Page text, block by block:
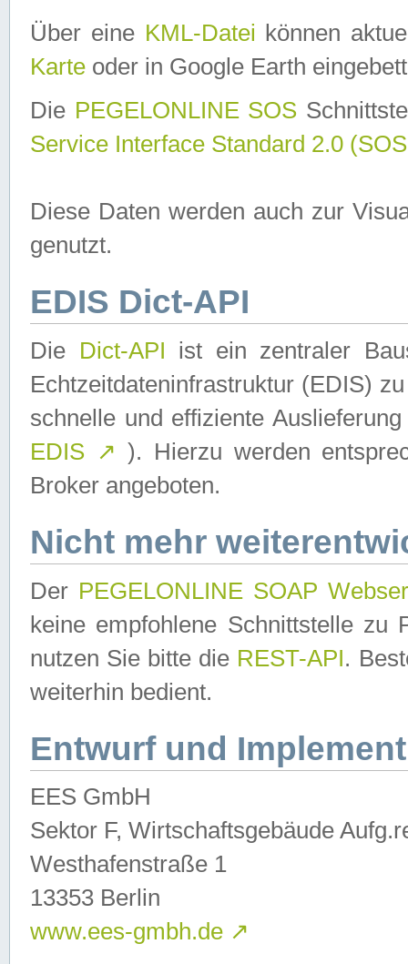
Über eine KML-Datei können
Karte oder in Google Earth
Die PEGELONLINE SOS
Service Interface Standard 2.0
Diese Daten werden auch zur
genutzt.
EDIS Dict-API
Die Dict-API ist ein zentraler
Echtzeitdateninfrastruktur (EDIS)
schnelle und effiziente
EDIS ↗ ). Hierzu werden
Broker angeboten.
Nicht mehr
Der PEGELONLINE SOAP
keine empfohlene Schnittstelle zu
nutzen Sie bitte die REST-API.
weiterhin bedient.
Entwurf und
EES GmbH
Sektor F, Wirtschaftsgebäude
Westhafenstraße 1
13353 Berlin
www.ees-gmbh.de ↗